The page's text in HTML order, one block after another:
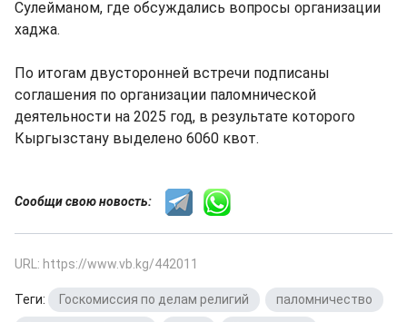
Сулейманом, где обсуждались вопросы организации
хаджа.
По итогам двусторонней встречи подписаны
соглашения по организации паломнической
деятельности на 2025 год, в результате которого
Кыргызстану выделено 6060 квот.
Сообщи свою новость:
URL: https://www.vb.kg/442011
Теги: Госкомиссия по делам религий паломничество